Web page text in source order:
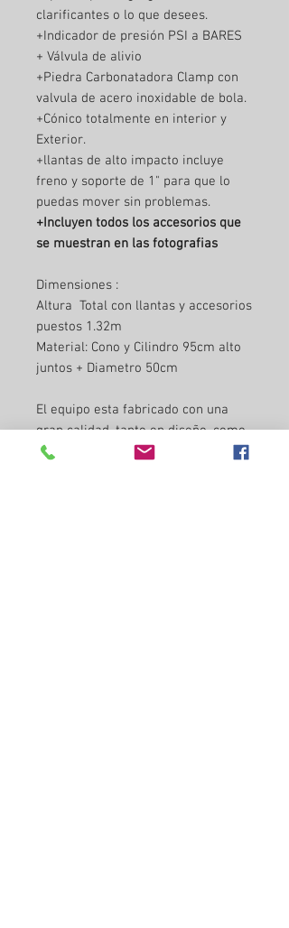
clarificantes o lo que desees.
+Indicador de presión PSI a BARES
+ Válvula de alivio
+Piedra Carbonatadora Clamp con
valvula de acero inoxidable de bola.
+Cónico totalmente en interior y
Exterior.
+llantas de alto impacto incluye
freno y soporte de 1" para que lo
puedas mover sin problemas.
+Incluyen todos los accesorios que
se muestran en las fotografias
Dimensiones :
Altura Total con llantas y accesorios
puestos 1.32m
Material: Cono y Cilindro 95cm alto
juntos + Diametro 50cm
El equipo esta fabricado con una
gran calidad, tanto en diseño, como
en acabados esteticos tanto